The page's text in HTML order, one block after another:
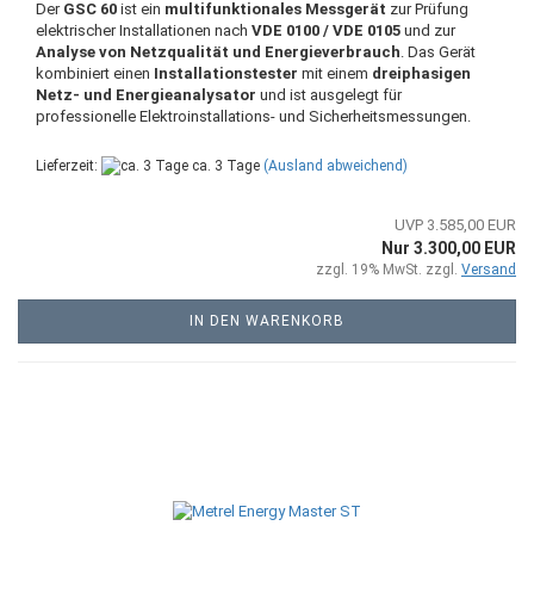
Der GSC 60 ist ein multifunktionales Messgerät zur Prüfung
elektrischer Installationen nach VDE 0100 / VDE 0105 und zur
Analyse von Netzqualität und Energieverbrauch . Das Gerät
kombiniert einen Installationstester mit einem dreiphasigen
Netz- und Energieanalysator und ist ausgelegt für
professionelle Elektroinstallations- und Sicherheitsmessungen.
Lieferzeit: ca. 3 Tage (Ausland abweichend)
UVP 3.585,00 EUR
Nur 3.300,00 EUR
zzgl. 19% MwSt. zzgl. Versand
IN DEN WARENKORB